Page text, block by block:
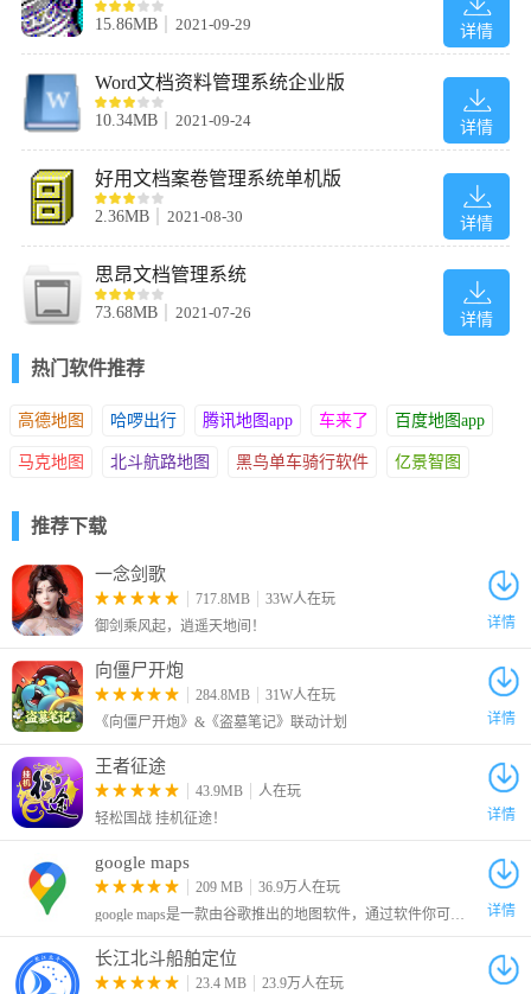
详情
15.86MB 2021-09-29
详情
Word文档资料管理系统企业版
10.34MB 2021-09-24
详情
好用文档案卷管理系统单机版
2.36MB 2021-08-30
详情
思昂文档管理系统
73.68MB 2021-07-26
热门软件推荐
高德地图 哈啰出行 腾讯地图app 车来了 百度地图app
马克地图 北斗航路地图 黑鸟单车骑行软件 亿景智图
推荐下载
一念剑歌
717.8MB
33W人在玩
御剑乘风起，逍遥天地间！
详情
向僵尸开炮
284.8MB
31W人在玩
《向僵尸开炮》&《盗墓笔记》联动计划
详情
王者征途
43.9MB
人在玩
轻松国战 挂机征途！
详情
google maps
209 MB
36.9万人在玩
google maps是一款由谷歌推出的地图软件，通过软件你可以了解到自己所在的位置以及周边的环境和设施，无论你是要在家出行还是外出旅游，都可以通过软件进行导航，提供多种路线可以选择。
详情
长江北斗船舶定位
23.4 MB
23.9万人在玩